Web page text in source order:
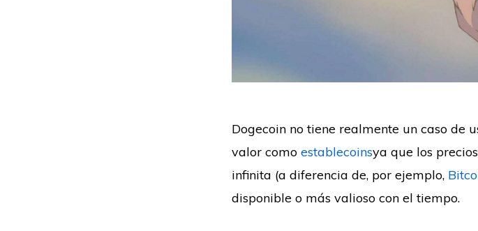
Dogecoin no tiene realmente un caso de
valor como establecoinsya que los
infinita (a diferencia de, por ejemplo,
disponible o más valioso con el tiempo.